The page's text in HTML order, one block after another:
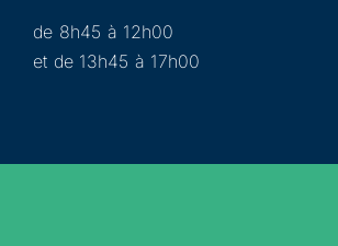
de 8h45 à 12h00
et de 13h45 à 17h00